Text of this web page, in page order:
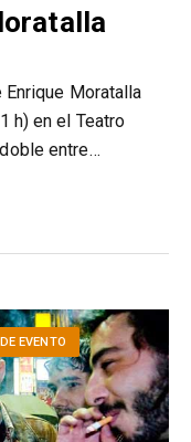
Moratalla
h) en el Teatro
entre…
EVENTO